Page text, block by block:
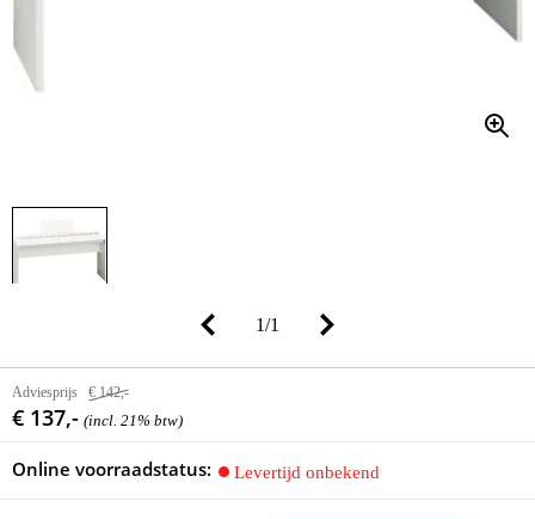
1/1
Adviesprijs € 142,-
€ 137,- (incl. 21% btw)
Online voorraadstatus: Levertijd onbekend